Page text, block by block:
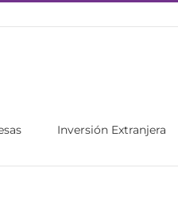
Inversión Extranjera